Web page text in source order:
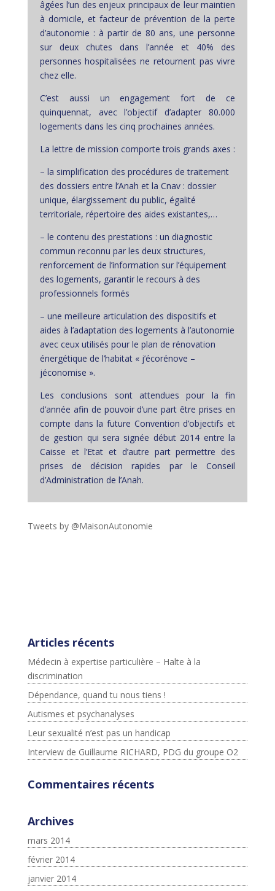
âgées l’un des enjeux principaux de leur maintien
à domicile, et facteur de prévention de la perte
d’autonomie : à partir de 80 ans, une personne
sur deux chutes dans l’année et 40% des
personnes hospitalisées ne retournent pas vivre
chez elle.
C’est aussi un engagement fort de ce
quinquennat, avec l’objectif d’adapter 80.000
logements dans les cinq prochaines années.
La lettre de mission comporte trois grands axes :
– la simplification des procédures de traitement
des dossiers entre l’Anah et la Cnav : dossier
unique, élargissement du public, égalité
territoriale, répertoire des aides existantes,…
– le contenu des prestations : un diagnostic
commun reconnu par les deux structures,
renforcement de l’information sur l’équipement
des logements, garantir le recours à des
professionnels formés
– une meilleure articulation des dispositifs et
aides à l’adaptation des logements à l’autonomie
avec ceux utilisés pour le plan de rénovation
énergétique de l’habitat « j’écorénove –
jéconomise ».
Les conclusions sont attendues pour la fin
d’année afin de pouvoir d’une part être prises en
compte dans la future Convention d’objectifs et
de gestion qui sera signée début 2014 entre la
Caisse et l’Etat et d’autre part permettre des
prises de décision rapides par le Conseil
d’Administration de l’Anah.
Tweets by @MaisonAutonomie
Articles récents
Médecin à expertise particulière – Halte à la
discrimination
Dépendance, quand tu nous tiens !
Autismes et psychanalyses
Leur sexualité n’est pas un handicap
Interview de Guillaume RICHARD, PDG du groupe O2
Commentaires récents
Archives
mars 2014
février 2014
janvier 2014